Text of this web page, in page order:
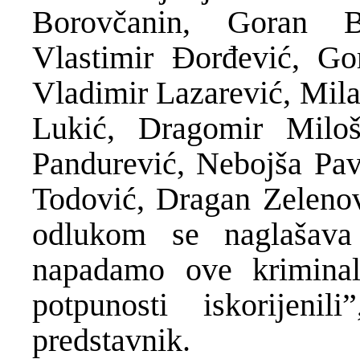
Borovčanin, Goran
Vlastimir Đorđević,
Vladimir Lazarević,
Lukić, Dragomir
Pandurević, Nebojša
Todović, Dragan
odlukom se
napadamo ove
potpunosti
predstavnik.